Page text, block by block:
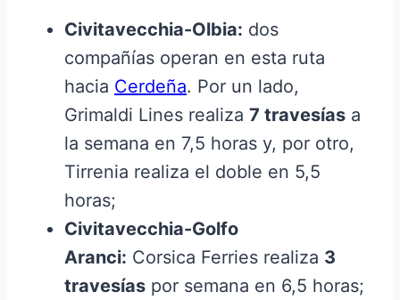
Civitavecchia-Olbia: dos
compañías operan en esta ruta
hacia Cerdeña. Por un lado,
Grimaldi Lines realiza 7 travesías a
la semana en 7,5 horas y, por otro,
Tirrenia realiza el doble en 5,5
horas;
Civitavecchia-Golfo
Aranci: Corsica Ferries realiza 3
travesías por semana en 6,5 horas;